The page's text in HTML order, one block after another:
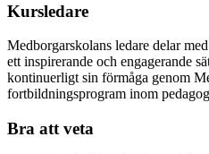
Kursledare
Medborgarskolans ledare delar
ett inspirerande och engagerande
kontinuerligt sin förmåga genom
fortbildningsprogram inom
Bra att veta